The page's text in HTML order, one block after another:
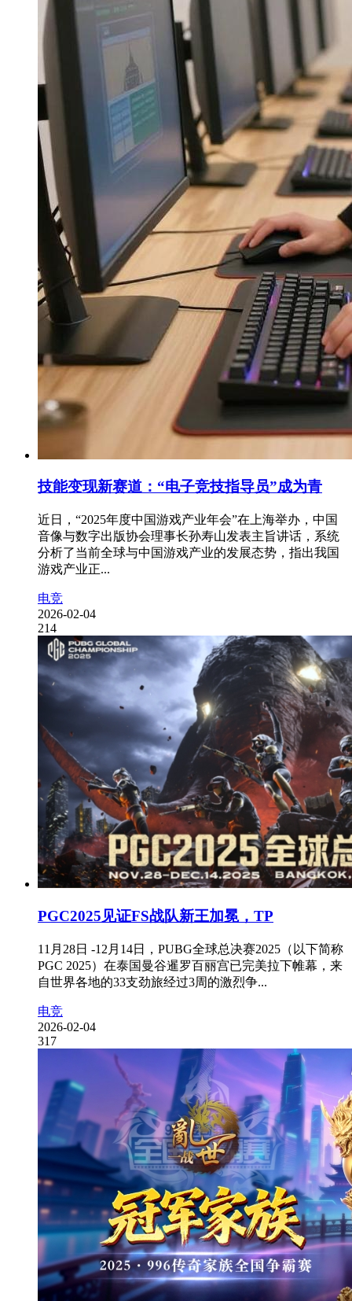
技能变现新赛道：“电子竞技指导员”成为青
近日，“2025年度中国游戏产业年会”在上海举办，中国
音像与数字出版协会理事长孙寿山发表主旨讲话，系统
分析了当前全球与中国游戏产业的发展态势，指出我国
游戏产业正...
电竞
2026-02-04
214
PGC2025见证FS战队新王加冕，TP
11月28日 -12月14日，PUBG全球总决赛2025（以下简称
PGC 2025）在泰国曼谷暹罗百丽宫已完美拉下帷幕，来
自世界各地的33支劲旅经过3周的激烈争...
电竞
2026-02-04
317